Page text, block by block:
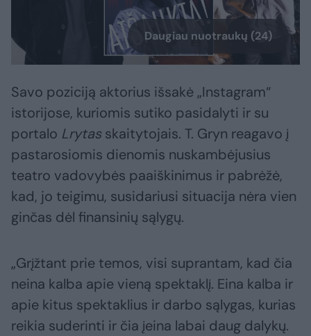
Daugiau nuotraukų (24)
Savo poziciją aktorius išsakė „Instagram“
istorijose, kuriomis sutiko pasidalyti ir su
portalo Lrytasskaitytojais. T. Gryn reagavo į
pastarosiomis dienomis nuskambėjusius
teatro vadovybės paaiškinimus ir pabrėžė,
kad, jo teigimu, susidariusi situacija nėra vien
ginčas dėl finansinių sąlygų.
„Grįžtant prie temos, visi suprantam, kad čia
neina kalba apie vieną spektaklį. Eina kalba ir
apie kitus spektaklius ir darbo sąlygas, kurias
reikia suderinti ir čia įeina labai daug dalykų.